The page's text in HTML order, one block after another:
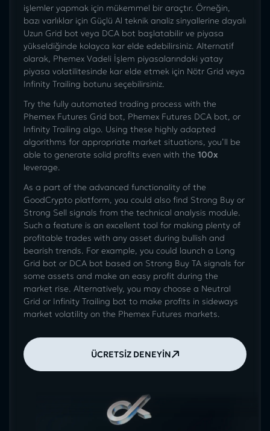
işlemler yapmak için mükemmel bir araçtır. Örneğin,
bazı varlıklar için Güçlü Al teknik analiz sinyallerine dayalı
Uzun Grid bot veya DCA bot başlatabilir ve piyasa
yükseldiğinde kolayca kar elde edebilirsiniz. Alternatif
olarak, Phemex Vadeli İşlem piyasalarındaki yatay
piyasa volatilitesinde kar elde etmek için Nötr Grid veya
Infinity Trailing botunu seçebilirsiniz.
Try the fully automated trading process with the
Phemex Futures Grid bot, Phemex Futures DCA bot, or
Infinity Trailing algo. Using these highly adapted
algorithms for appropriate market situations, you’ll be
able to generate solid profits even with the 100x
leverage.
As a part of the advanced functionality of the
GoodCrypto platform, you could also find Strong Buy or
Strong Sell signals from the technical analysis module.
Such a feature is an excellent tool for making plenty of
profitable trades with any asset during bullish and
bearish trends. For example, you could launch a Long
Grid bot or DCA bot based on Strong Buy TA signals for
some assets and make an easy profit during the
market rise. Alternatively, you may choose a Neutral
Grid or Infinity Trailing bot to make profits in sideways
market volatility on the Phemex Futures markets.
ÜCRETSİZ DENEYİN